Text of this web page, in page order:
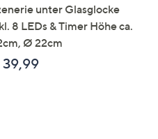
unter Glasglocke
8 LEDs & Timer Höhe ca.
Ø 22cm